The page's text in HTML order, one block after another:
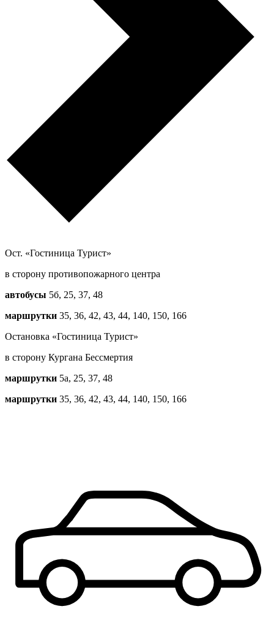
Ост. «Гостиница Турист»
в сторону противопожарного центра
автобусы 5б, 25, 37, 48
маршрутки 35, 36, 42, 43, 44, 140, 150, 166
Остановка «Гостиница Турист»
в сторону Кургана Бессмертия
маршрутки 5a, 25, 37, 48
маршрутки 35, 36, 42, 43, 44, 140, 150, 166